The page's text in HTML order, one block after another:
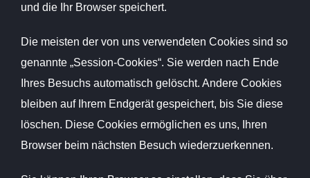
und die Ihr Browser speichert.
Die meisten der von uns verwendeten Cookies sind so
genannte „Session-Cookies“. Sie werden nach Ende
Ihres Besuchs automatisch gelöscht. Andere Cookies
bleiben auf Ihrem Endgerät gespeichert, bis Sie diese
löschen. Diese Cookies ermöglichen es uns, Ihren
Browser beim nächsten Besuch wiederzuerkennen.